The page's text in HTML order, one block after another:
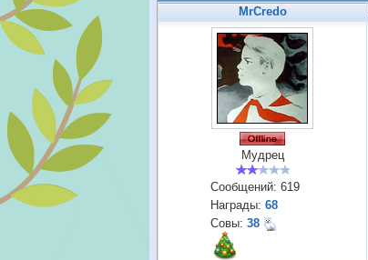
MrCredo
Мудрец
Сообщений: 619
Награды: 68
Совы: 38